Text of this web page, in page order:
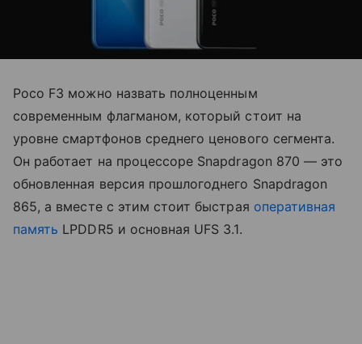
Poco F3 можно назвать полноценным
современным флагманом, который стоит на
уровне смартфонов среднего ценового сегмента.
Он работает на процессоре Snapdragon 870 — это
обновленная версия прошлогоднего Snapdragon
865, а вместе с этим стоит быстрая оперативная
память LPDDR5 и основная UFS 3.1.